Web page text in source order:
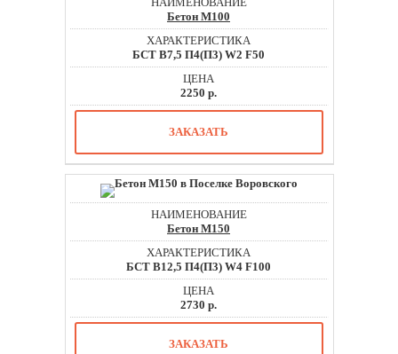
Бетон М100
БСТ В7,5 П4(П3) W2 F50
2250 р.
ЗАКАЗАТЬ
Бетон М150
БСТ В12,5 П4(П3) W4 F100
2730 р.
ЗАКАЗАТЬ